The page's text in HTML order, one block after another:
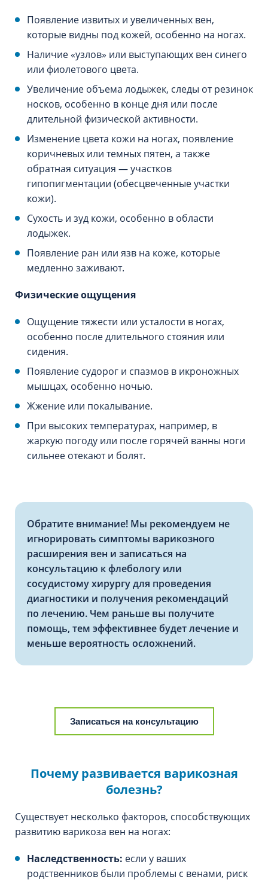
Появление извитых и увеличенных вен,
которые видны под кожей, особенно на ногах.
Наличие «узлов» или выступающих вен синего
или фиолетового цвета.
Увеличение объема лодыжек, следы от резинок
носков, особенно в конце дня или после
длительной физической активности.
Изменение цвета кожи на ногах, появление
коричневых или темных пятен, а также
обратная ситуация — участков
гипопигментации (обесцвеченные участки
кожи).
Сухость и зуд кожи, особенно в области
лодыжек.
Появление ран или язв на коже, которые
медленно заживают.
Физические ощущения
Ощущение тяжести или усталости в ногах,
особенно после длительного стояния или
сидения.
Появление судорог и спазмов в икроножных
мышцах, особенно ночью.
Жжение или покалывание.
При высоких температурах, например, в
жаркую погоду или после горячей ванны ноги
сильнее отекают и болят.
Обратите внимание! Мы рекомендуем не
игнорировать симптомы варикозного
расширения вен и записаться на
консультацию к флебологу или
сосудистому хирургу для проведения
диагностики и получения рекомендаций
по лечению. Чем раньше вы получите
помощь, тем эффективнее будет лечение и
меньше вероятность осложнений.
Записаться на консультацию
Почему развивается варикозная
болезнь?
Существует несколько факторов, способствующих
развитию варикоза вен на ногах:
Наследственность: если у ваших
родственников были проблемы с венами, риск